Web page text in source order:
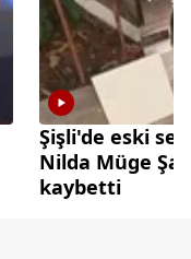
Şişli'de eski
Nilda Müge
kaybetti